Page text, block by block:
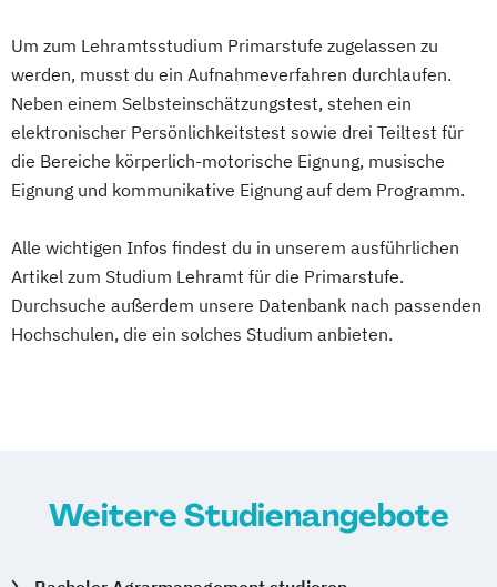
Um zum Lehramtsstudium Primarstufe zugelassen zu
werden, musst du ein Aufnahmeverfahren durchlaufen.
Neben einem Selbsteinschätzungstest, stehen ein
elektronischer Persönlichkeitstest sowie drei Teiltest für
die Bereiche körperlich-motorische Eignung, musische
Eignung und kommunikative Eignung auf dem Programm.
Alle wichtigen Infos findest du in unserem ausführlichen
Artikel zum Studium Lehramt für die Primarstufe.
Durchsuche außerdem unsere Datenbank nach passenden
Hochschulen, die ein solches Studium anbieten.
Weitere Studienangebote